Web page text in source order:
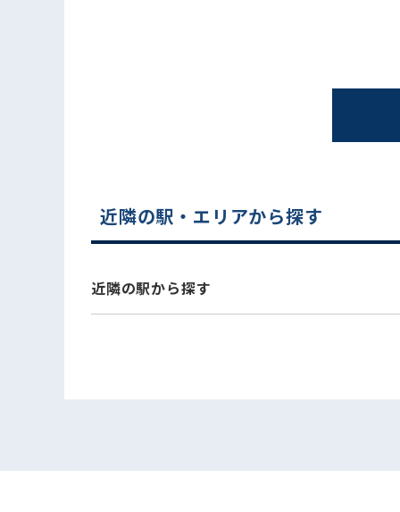
電話でお問い合わせ
近隣の駅・エリアから探す
近隣の駅から探す